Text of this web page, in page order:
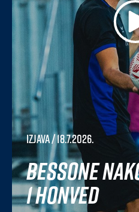
Izjava/ 18.7.2026.
Bessone
1 Honved